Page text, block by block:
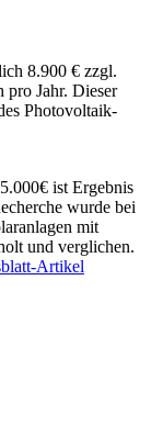
8.900 € zzgl.
pro Jahr. Dieser
Photovoltaik-
ist Ergebnis
wurde bei
mit
und verglichen.
Artikel